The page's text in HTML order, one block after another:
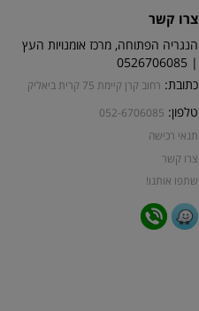
צרו קשר
הנגריה הפתוחה, מרכז אומנויות העץ
| 0526706085
כתובת: רחוב קרן קיימת 75 קרית ביאליק
טלפון: 052-6706085
תנאי רכישה
צרו קשר
שתפו אותנו!